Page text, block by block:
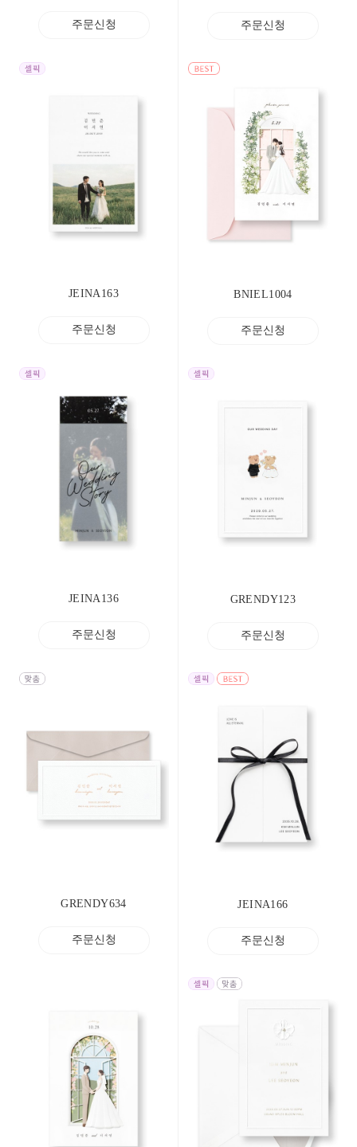
주문신청 주문신청
JEINA163
주문신청
BNIEL1004
주문신청
JEINA136
주문신청
GRENDY123
주문신청
GRENDY634
주문신청
JEINA166
주문신청